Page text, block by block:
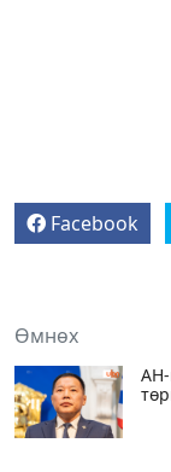
Facebook
Өмнөх
АН-